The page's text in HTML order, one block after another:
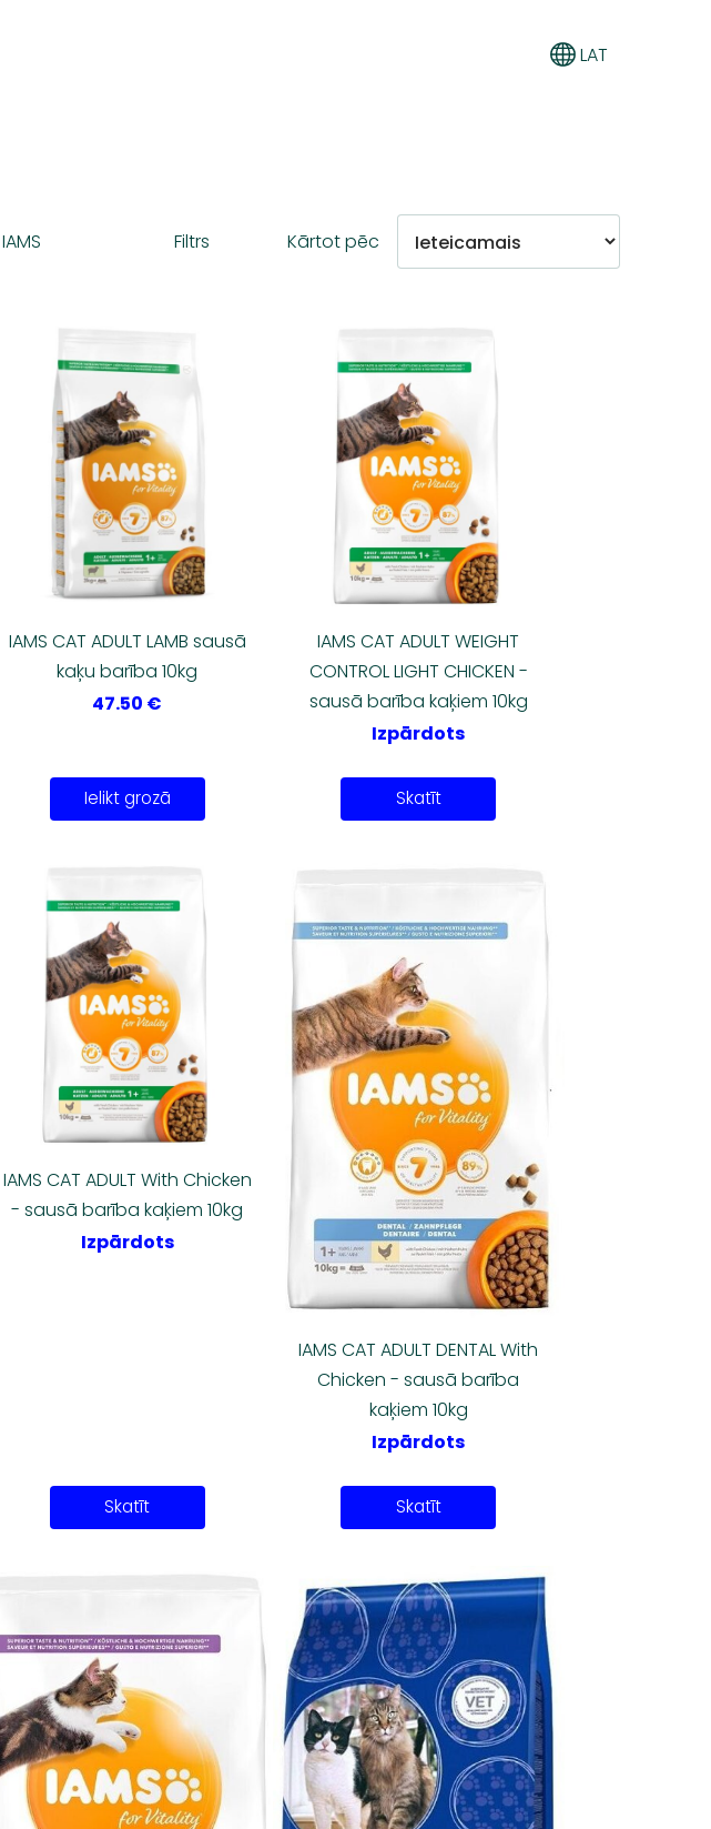
LAT
IAMS Filtrs Kārtot pēc
IAMS CAT ADULT LAMB sausā
kaķu barība 10kg
47.50 €
Ielikt grozā
IAMS CAT ADULT WEIGHT
CONTROL LIGHT CHICKEN -
sausā barība kaķiem 10kg
Izpārdots
Skatīt
IAMS CAT ADULT With Chicken
- sausā barība kaķiem 10kg
Izpārdots
Skatīt
IAMS CAT ADULT DENTAL With
Chicken - sausā barība
kaķiem 10kg
Izpārdots
Skatīt